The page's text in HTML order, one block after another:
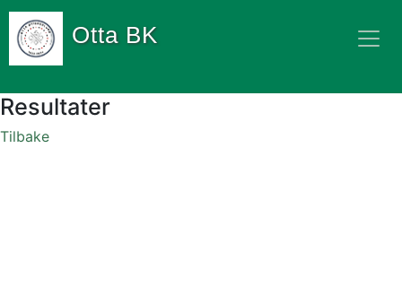
Otta BK
Resultater
Tilbake